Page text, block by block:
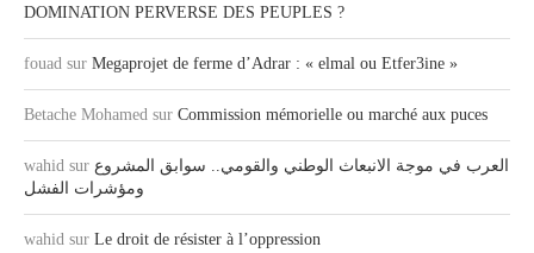
DOMINATION PERVERSE DES PEUPLES ?
fouad sur Megaprojet de ferme d’Adrar : « elmal ou Etfer3ine »
Betache Mohamed sur Commission mémorielle ou marché aux puces
wahid sur العرب في موجة الانبعاث الوطني والقومي.. سوابق المشروع
ومؤشرات الفشل
wahid sur Le droit de résister à l’oppression